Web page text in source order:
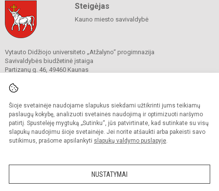
Šioje svetainėje naudojame slapukus siekdami užtikrinti jums teikiamų
paslaugų kokybę, analizuoti svetainės naudojimą ir optimizuoti naršymo
patirtį. Spustelėję mygtuką „Sutinku“, jūs patvirtinate, kad sutinkate su visų
slapukų naudojimu šioje svetainėje. Jei norite atšaukti arba pakeisti savo
sutikimus, prašome apsilankyti slapukų valdymo puslapyje.
NUSTATYMAI
Steigėjas
Kauno miesto savivaldybė
Vytauto Didžiojo universiteto „Atžalyno“ progimnazija
Savivaldybės biudžetinė įstaiga
Partizanų g. 46, 49460 Kaunas
El. p.
Juridinių asmenų registre
Įmonės kodas 290136920
Kopijuoti turinį be raštiško gimnazijos sutikimo griežtai draudžiama.
Prieinamumo paraiška Slapukų valdymas